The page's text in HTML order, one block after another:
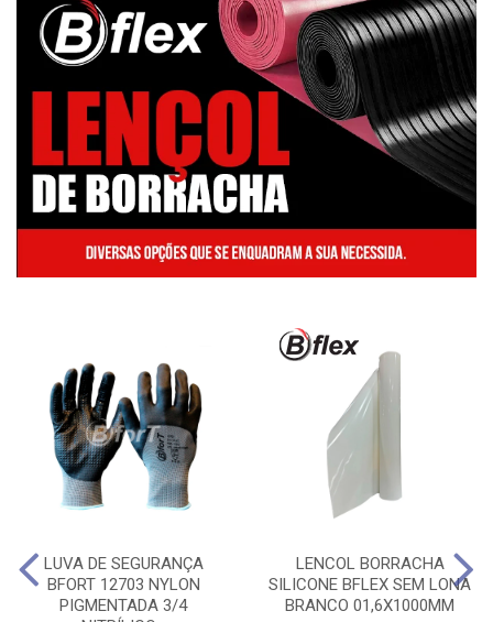
LUVA DE SEGURANÇA
BFORT 12703 NYLON
PIGMENTADA 3/4
LENCOL BORRACHA
SILICONE BFLEX SEM LONA
BRANCO 01,6X1000MM